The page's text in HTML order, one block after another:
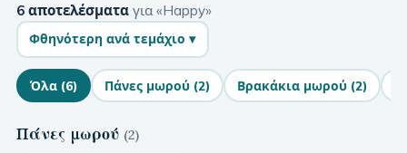
6 αποτελέσματα για «Happy»
Φθηνότερη ανά τεμάχιο ▾
Όλα(6) Πάνες μωρού(2) Βρακάκια μωρού(2)
Πάνες μωρού (2)